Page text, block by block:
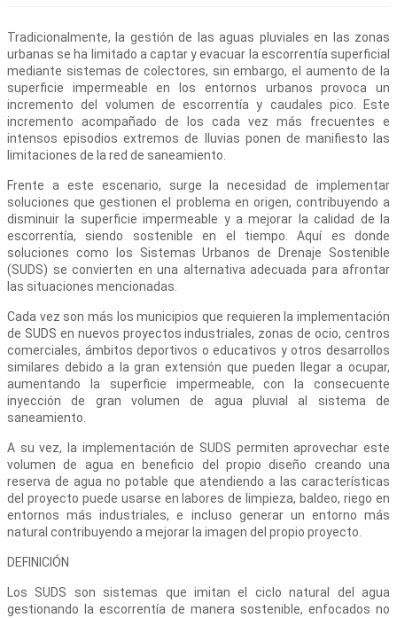
Tradicionalmente, la gestión de las aguas pluviales en las zonas
urbanas se ha limitado a captar y evacuar la escorrentía superficial
mediante sistemas de colectores, sin embargo, el aumento de la
superficie impermeable en los entornos urbanos provoca un
incremento del volumen de escorrentía y caudales pico. Este
incremento acompañado de los cada vez más frecuentes e
intensos episodios extremos de lluvias ponen de manifiesto las
limitaciones de la red de saneamiento.
Frente a este escenario, surge la necesidad de implementar
soluciones que gestionen el problema en origen, contribuyendo a
disminuir la superficie impermeable y a mejorar la calidad de la
escorrentía, siendo sostenible en el tiempo. Aquí es donde
soluciones como los Sistemas Urbanos de Drenaje Sostenible
(SUDS) se convierten en una alternativa adecuada para afrontar
las situaciones mencionadas.
Cada vez son más los municipios que requieren la implementación
de SUDS en nuevos proyectos industriales, zonas de ocio, centros
comerciales, ámbitos deportivos o educativos y otros desarrollos
similares debido a la gran extensión que pueden llegar a ocupar,
aumentando la superficie impermeable, con la consecuente
inyección de gran volumen de agua pluvial al sistema de
saneamiento.
A su vez, la implementación de SUDS permiten aprovechar este
volumen de agua en beneficio del propio diseño creando una
reserva de agua no potable que atendiendo a las características
del proyecto puede usarse en labores de limpieza, baldeo, riego en
entornos más industriales, e incluso generar un entorno más
natural contribuyendo a mejorar la imagen del propio proyecto.
DEFINICIÓN
Los SUDS son sistemas que imitan el ciclo natural del agua
gestionando la escorrentía de manera sostenible, enfocados no